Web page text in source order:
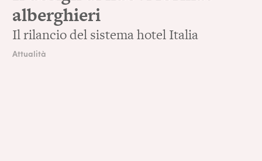
alberghieri
Il rilancio del sistema hotel Italia
Attualità